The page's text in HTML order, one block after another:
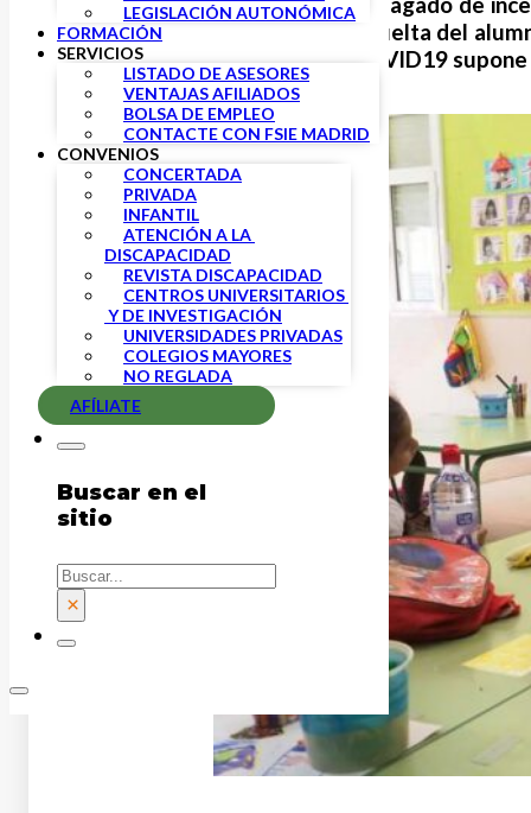
LEGISLACIÓN AUTONÓMICA
FORMACIÓN
SERVICIOS
LISTADO DE ASESORES
VENTAJAS AFILIADOS
BOLSA DE EMPLEO
CONTACTE CON FSIE MADRID
CONVENIOS
CONCERTADA
PRIVADA
INFANTIL
ATENCIÓN A LA
DISCAPACIDAD
REVISTA DISCAPACIDAD
CENTROS UNIVERSITARIOS
Y DE INVESTIGACIÓN
UNIVERSIDADES PRIVADAS
COLEGIOS MAYORES
NO REGLADA
AFÍLIATE
Buscar en el
sitio
Buscar
×
de los centros educativos. La vuelta del
la crisis sanitaria debido a la COVID19